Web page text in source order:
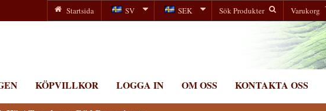
Startsida SV SEK Sök Produkter Varukorg
KÖPVILLKOR LOGGA IN OM OSS KONTAKTA OSS